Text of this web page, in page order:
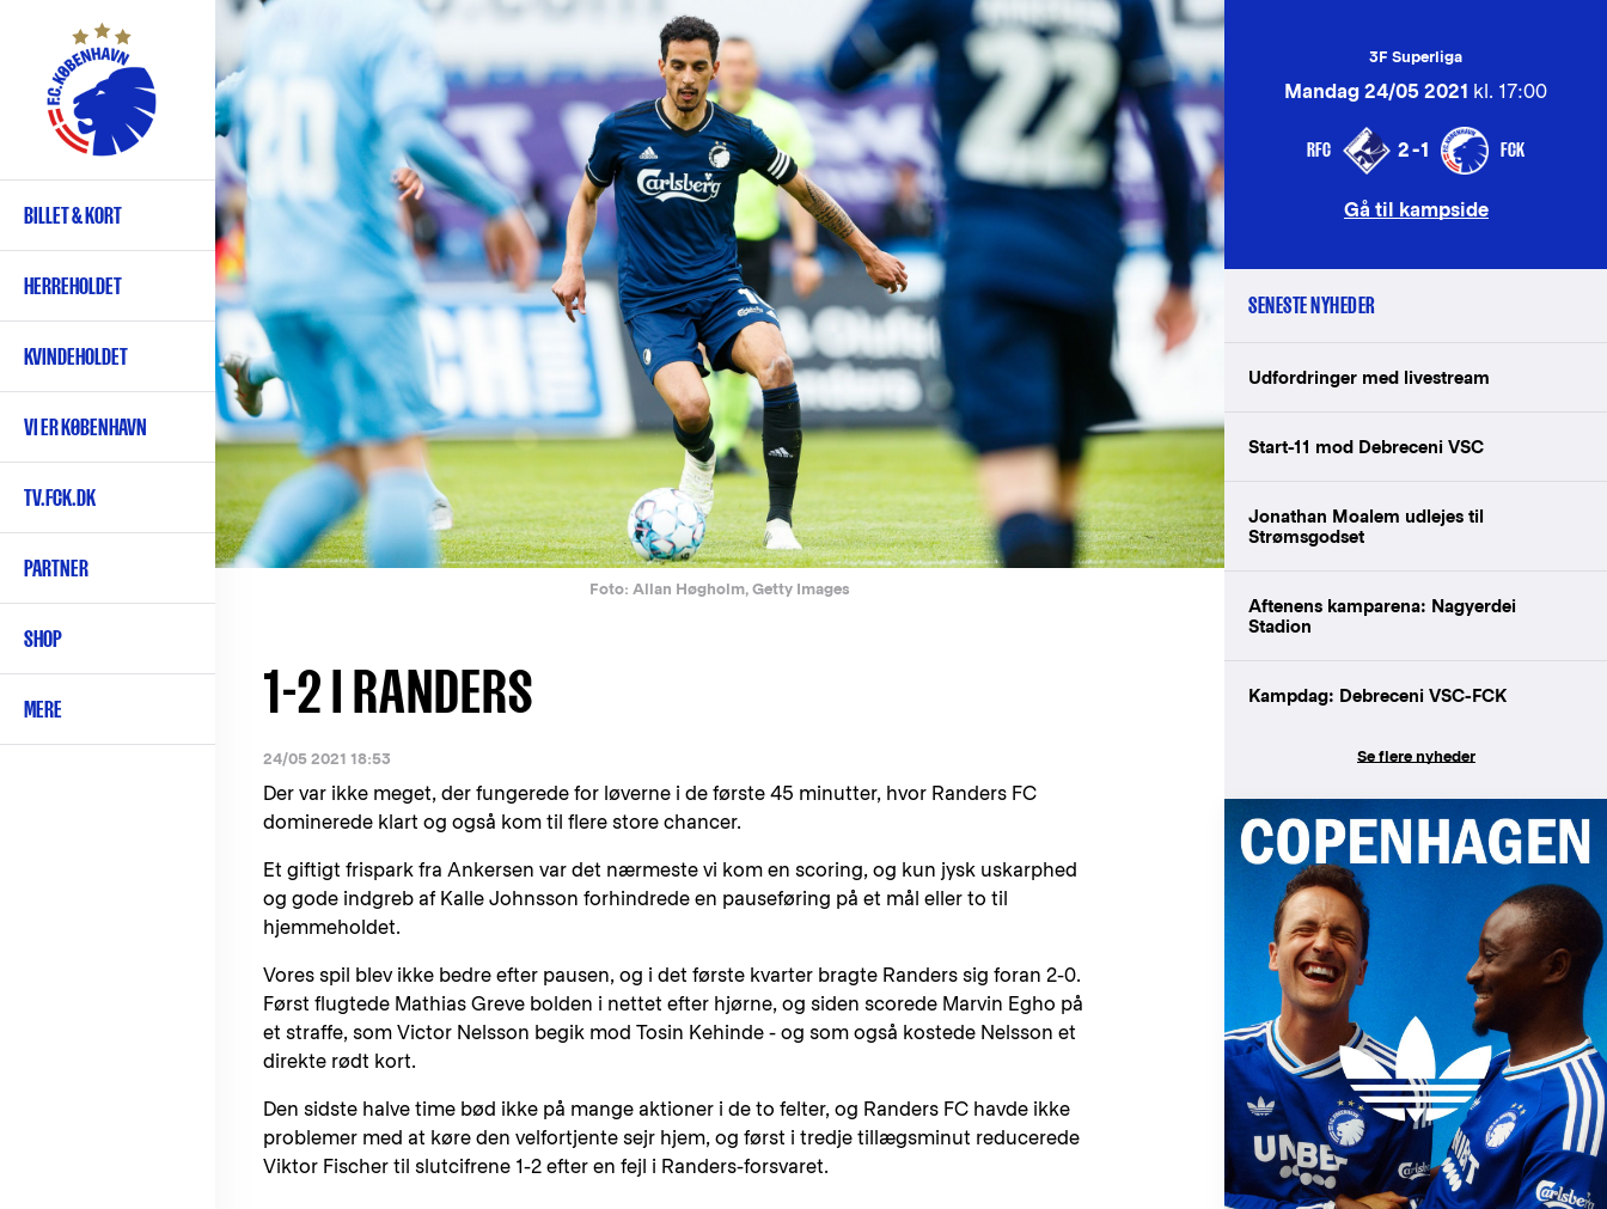
hovedindhold
Primær
navigation
BILLET & KORT
HERREHOLDET
KVINDEHOLDET
VI ER KØBENHAVN
TV.FCK.DK
PARTNER
SHOP
MERE
Foto: Allan Høgholm, Getty Images
1-2 I RANDERS
24/05 2021 18:53
Der var ikke meget, der fungerede for løverne i de første 45 minutter, hvor Randers FC
dominerede klart og også kom til flere store chancer.
Et giftigt frispark fra Ankersen var det nærmeste vi kom en scoring, og kun jysk uskarphed
og gode indgreb af Kalle Johnsson forhindrede en pauseføring på et mål eller to til
hjemmeholdet.
Vores spil blev ikke bedre efter pausen, og i det første kvarter bragte Randers sig foran 2-0.
Først flugtede Mathias Greve bolden i nettet efter hjørne, og siden scorede Marvin Egho på
et straffe, som Victor Nelsson begik mod Tosin Kehinde - og som også kostede Nelsson et
direkte rødt kort.
Den sidste halve time bød ikke på mange aktioner i de to felter, og Randers FC havde ikke
problemer med at køre den velfortjente sejr hjem, og først i tredje tillægsminut reducerede
Viktor Fischer til slutcifrene 1-2 efter en fejl i Randers-forsvaret.
3F Superliga
Mandag 24/05 2021 kl. 17:00
RFC 2-1 FCK
Gå til kampside
SENESTE NYHEDER
Udfordringer med livestream
Start-11 mod Debreceni VSC
Jonathan Moalem udlejes til
Strømsgodset
Aftenens kamparena: Nagyerdei
Stadion
Kampdag: Debreceni VSC-FCK
Se flere nyheder